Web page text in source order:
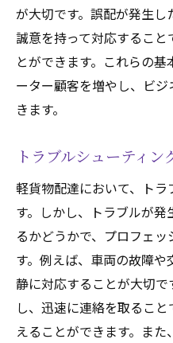
が大切です。誤配が発生し
誠意を持って対応するこ
とができます。これらの
ーター顧客を増やし、ビ
きます。
トラブルシューティン
軽貨物配達において、ト
す。しかし、トラブルが
るかどうかで、プロフェ
す。例えば、車両の故障
静に対応することが大切
し、迅速に連絡を取るこ
えることができます。ま